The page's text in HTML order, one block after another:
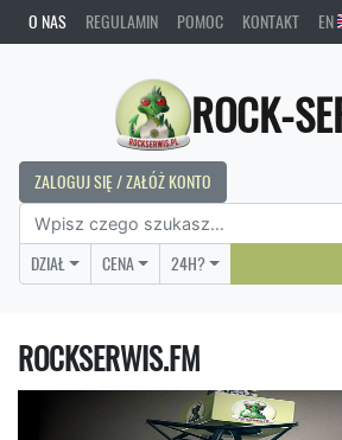
O NAS REGULAMIN POMOC KONTAKT EN
ROCK-
ZALOGUJ SIĘ / ZAŁÓŻ KONTO
DZIAŁ CENA 24H?
ROCKSERWIS.FM